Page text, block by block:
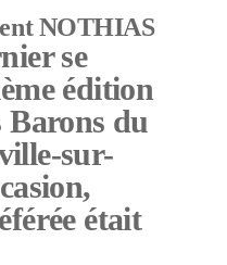
NOTHIAS
se
édition
Barons du
sur-
était